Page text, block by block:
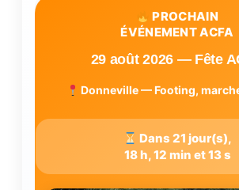
PROCHAIN
ÉVÉNEMENT ACFA
29 août 2026 — Fête
Donneville — Footing,
Dans 21 jour(s),
18 h, 12 min et 12 s